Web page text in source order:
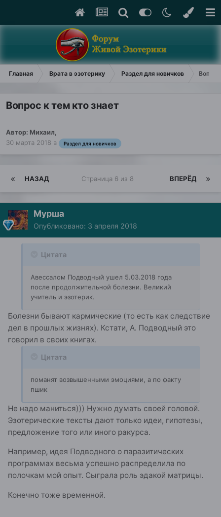
Главная Врата в эзотерику Раздел для новичков
Вопрос к тем кто знает
Автор: Михаил,
30 марта 2018 в Раздел для новичков
НАЗАД ВПЕРЁД
Страница 6 из 8
Мурша
Опубликовано: 3 апреля 2018
Цитата
Авессалом Подводный ушел 5.03.2018 года
после продолжительной болезни. Великий
учитель и эзотерик.
Болезни бывают кармические (то есть как следствие
дел в прошлых жизнях). Кстати, А. Подводный это
говорил в своих книгах.
Цитата
поманят возвышенными эмоциями, а по факту
пшик
Не надо маниться))) Нужно думать своей головой.
Эзотерические тексты дают только идеи, гипотезы,
предложение того или иного ракурса.
Например, идея Подводного о паразитических
программах весьма успешно распределила по
полочкам мой опыт. Сыграла роль эдакой матрицы.
Конечно тоже временной.